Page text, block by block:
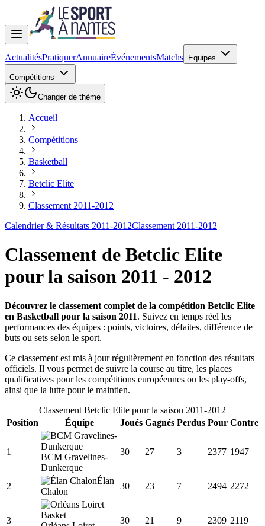
ActualitésPratiquerAnnuaireÉvénementsMatchs Equipes
Compétitions
Changer de thème
Accueil
Compétitions
Basketball
Betclic Elite
Classement 2011-2012
Calendrier & Résultats 2011-2012Classement 2011-2012
Classement de Betclic Elite
pour la saison 2011 - 2012
Découvrez le classement complet de la compétition Betclic Elite
en Basketball pour la saison 2011. Suivez en temps réel les
performances des équipes : points, victoires, défaites, différence de
buts ou sets selon le sport.
Ce classement est mis à jour régulièrement en fonction des résultats
officiels. Il vous permet de suivre la course au titre, les places
qualificatives pour les compétitions européennes ou les play-offs,
ainsi que la lutte pour le maintien.
Classement Betclic Elite pour la saison 2011-2012
Position
Équipe Joués Gagnés Perdus Pour Contre
1
BCM Gravelines-
Dunkerque
30 27 3 2377 1947
2
Élan
Chalon
30 23 7 2494 2272
3 30 21 9 2309 2119